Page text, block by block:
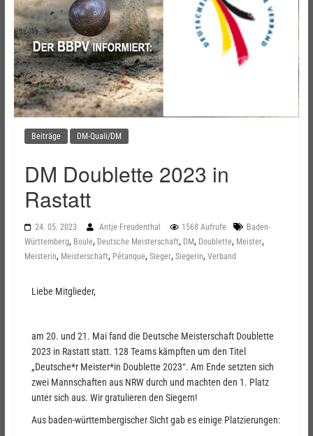
Beiträge DM-Quali/DM
DM Doublette 2023 in
Rastatt
24. 05. 2023 Antje Freudenthal 1568 Aufrufe
Baden-
Württemberg, Boule, Deutsche Meisterschaft, DM, Doublette, Meister,
Meisterin, Meisterschaft, Pétanque, Sieger, Siegerin, Verband
Liebe Mitglieder,
am 20. und 21. Mai fand die Deutsche Meisterschaft Doublette
2023 in Rastatt statt. 128 Teams kämpften um den Titel
„Deutsche*r Meister*in Doublette 2023“. Am Ende setzten sich
zwei Mannschaften aus NRW durch und machten den 1. Platz
unter sich aus. Wir gratulieren den Siegern!
Aus baden-württembergischer Sicht gab es einige Platzierungen: